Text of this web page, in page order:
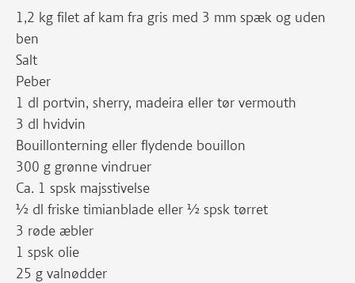
1,2 kg filet af kam fra gris med 3 mm spæk og uden
ben
Salt
Peber
1 dl portvin, sherry, madeira eller tør vermouth
3 dl hvidvin
Bouillonterning eller flydende bouillon
300 g grønne vindruer
Ca. 1 spsk majsstivelse
½ dl friske timianblade eller ½ spsk tørret
3 røde æbler
1 spsk olie
25 g valnødder